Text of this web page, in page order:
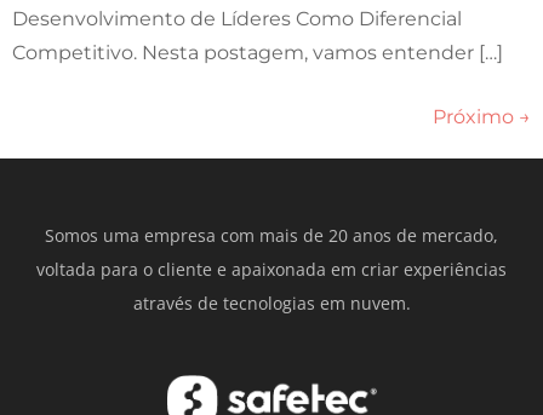
Desenvolvimento de Líderes Como Diferencial
Competitivo. Nesta postagem, vamos entender […]
Próximo →
Somos uma empresa com mais de 20 anos de mercado,
voltada para o cliente e apaixonada em criar experiências
através de tecnologias em nuvem.